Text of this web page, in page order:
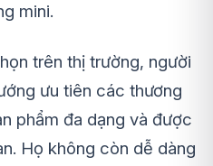
mini.
trên thị trường, người
ưu tiên các thương
phẩm đa dạng và được
Họ không còn dễ dàng